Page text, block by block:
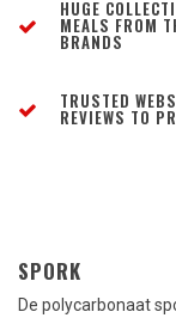
HUGE
MEALS FROM
BRANDS
TRUSTED
REVIEWS TO
SPORK
De polycarbonaat